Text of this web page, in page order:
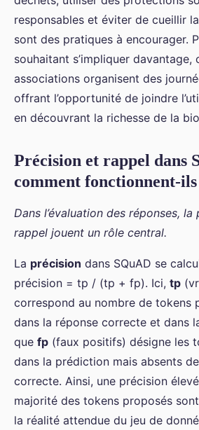
responsables et éviter de cueillir
sont des pratiques à encourager.
souhaitant s’impliquer davantage,
associations organisent des
offrant l’opportunité de joindre
en découvrant la richesse de la
Précision et rappel dans
comment fonctionnent-ils
Dans l’évaluation des réponses,
rappel jouent un rôle central.
La précision dans SQuAD se
précision = tp / (tp + fp). Ici, tp
correspond au nombre de tokens
dans la réponse correcte et dans
que fp (faux positifs) désigne les
dans la prédiction mais absents
correcte. Ainsi, une précision
majorité des tokens proposés
la réalité attendue du jeu de